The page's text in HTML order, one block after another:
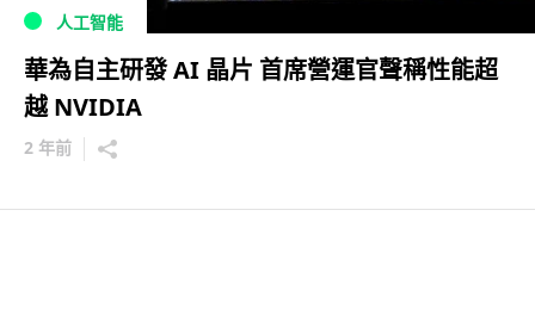
人工智能
華為自主研發 AI 晶片 首席營運官聲稱性能超
越 NVIDIA
2 年前